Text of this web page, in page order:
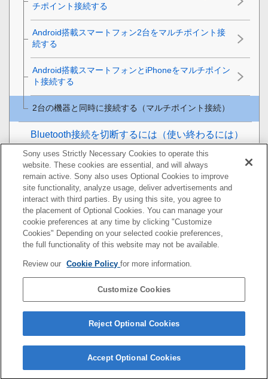
チポイント接続する
Android搭載スマートフォン2台をマルチポイント接
続する
Android搭載スマートフォンと iPhoneをマルチポイン
ト接続する
2台の機器と同時に接続する（マルチポイント接続）
Bluetooth接続を切断するには（使い終わるには）
付属のヘッドホンケーブルをつないで使う
音楽を聞く
通話する
音声アシスト機能を使う
アプリを使う
困ったときは
Sony uses Strictly Necessary Cookies to operate this
website. These cookies are essential, and will always
remain active. Sony also uses Optional Cookies to improve
site functionality, analyze usage, deliver advertisements and
interact with third parties. By using this site, you agree to
the placement of Optional Cookies. You can manage your
cookie preferences at any time by clicking "Customize
Cookies" Depending on your selected cookie preferences,
the full functionality of this website may not be available.
Review our Cookie Policyfor more information.
Customize Cookies
Reject Optional Cookies
Accept Optional Cookies